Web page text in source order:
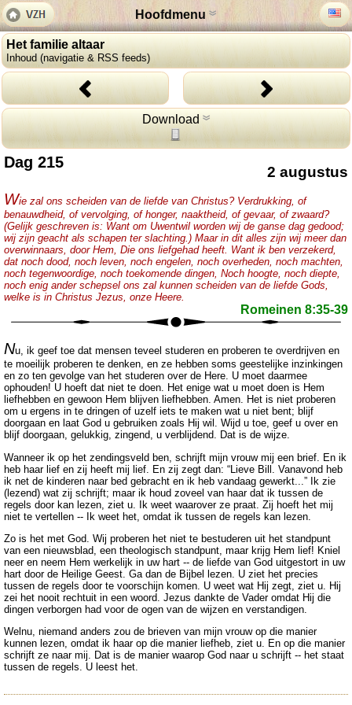
Hoofdmenu
Het familie altaar
Inhoud (navigatie & RSS feeds)
Download
2 augustus
Dag 215
Wie zal ons scheiden van de liefde van Christus? Verdrukking, of
benauwdheid, of vervolging, of honger, naaktheid, of gevaar, of zwaard?
(Gelijk geschreven is: Want om Uwentwil worden wij de ganse dag gedood;
wij zijn geacht als schapen ter slachting.) Maar in dit alles zijn wij meer dan
overwinnaars, door Hem, Die ons liefgehad heeft. Want ik ben verzekerd,
dat noch dood, noch leven, noch engelen, noch overheden, noch machten,
noch tegenwoordige, noch toekomende dingen, Noch hoogte, noch diepte,
noch enig ander schepsel ons zal kunnen scheiden van de liefde Gods,
welke is in Christus Jezus, onze Heere.
Romeinen 8:35-39
Nu, ik geef toe dat mensen teveel studeren en proberen te overdrijven en
te moeilijk proberen te denken, en ze hebben soms geestelijke inzinkingen
en zo ten gevolge van het studeren over de Here. U moet daarmee
ophouden! U hoeft dat niet te doen. Het enige wat u moet doen is Hem
liefhebben en gewoon Hem blijven liefhebben. Amen. Het is niet proberen
om u ergens in te dringen of uzelf iets te maken wat u niet bent; blijf
doorgaan en laat God u gebruiken zoals Hij wil. Wijd u toe, geef u over en
blijf doorgaan, gelukkig, zingend, u verblijdend. Dat is de wijze.
Wanneer ik op het zendingsveld ben, schrijft mijn vrouw mij een brief. En ik
heb haar lief en zij heeft mij lief. En zij zegt dan: “Lieve Bill. Vanavond heb
ik net de kinderen naar bed gebracht en ik heb vandaag gewerkt...” Ik zie
(lezend) wat zij schrijft; maar ik houd zoveel van haar dat ik tussen de
regels door kan lezen, ziet u. Ik weet waarover ze praat. Zij hoeft het mij
niet te vertellen -- Ik weet het, omdat ik tussen de regels kan lezen.
Zo is het met God. Wij proberen het niet te bestuderen uit het standpunt
van een nieuwsblad, een theologisch standpunt, maar krijg Hem lief! Kniel
neer en neem Hem werkelijk in uw hart -- de liefde van God uitgestort in uw
hart door de Heilige Geest. Ga dan de Bijbel lezen. U ziet het precies
tussen de regels door te voorschijn komen. U weet wat Hij zegt, ziet u. Hij
zei het nooit rechtuit in een woord. Jezus dankte de Vader omdat Hij die
dingen verborgen had voor de ogen van de wijzen en verstandigen.
Welnu, niemand anders zou de brieven van mijn vrouw op die manier
kunnen lezen, omdat ik haar op die manier liefheb, ziet u. En op die manier
schrijft ze naar mij. Dat is de manier waarop God naar u schrijft -- het staat
tussen de regels. U leest het.